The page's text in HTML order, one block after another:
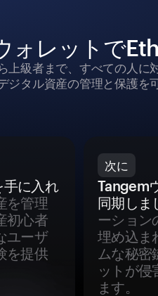
ォレットで
上級者まで、すべての人に
ジタル資産の管理と保護を
に入れ
を管理
初心者
ユーザ
を提供
次に
Tangem
同期しま
ーション
埋め込ま
ムな秘密
ットが侵
ます。